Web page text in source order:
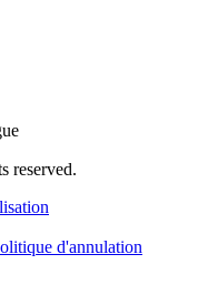
reserved.
d'annulation